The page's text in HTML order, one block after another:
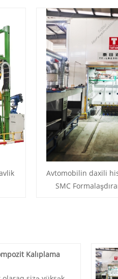
Avtomobilin daxili
SMC
Kalıplama